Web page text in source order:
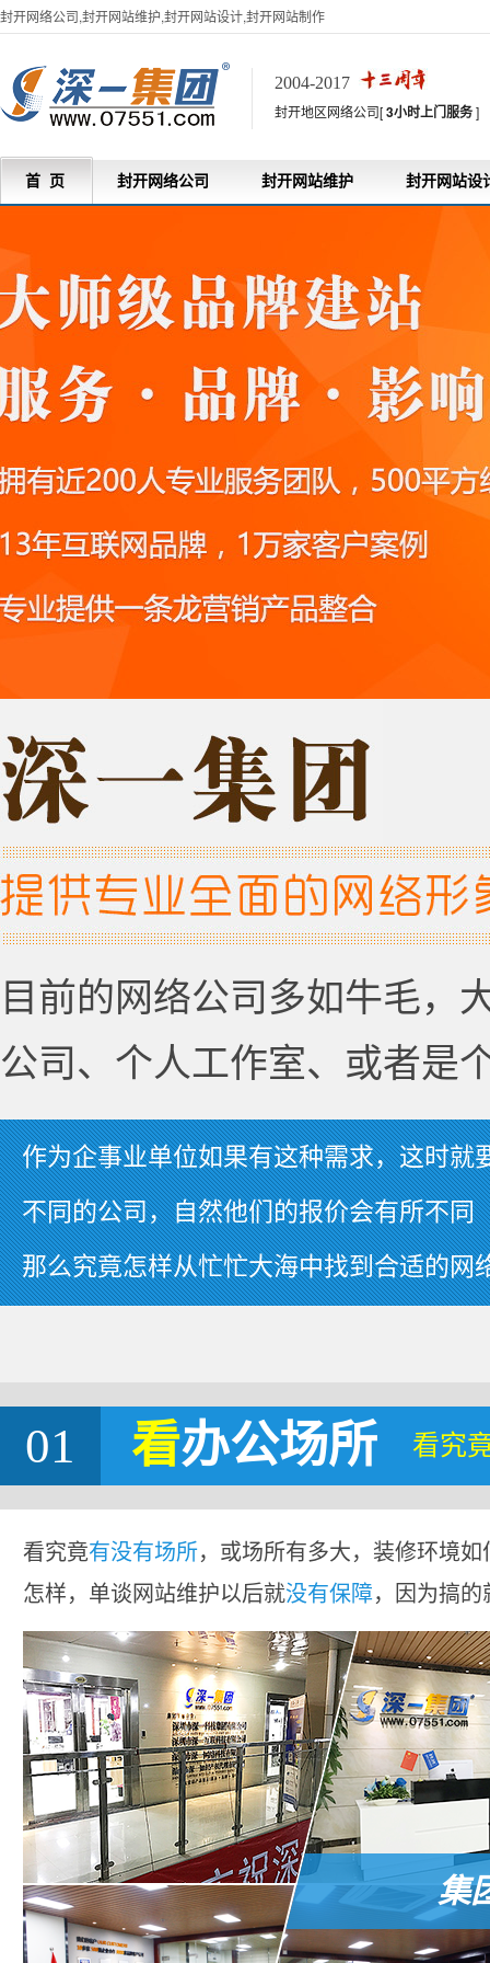
封开网络公司,封开网站维护,封开网站设计,封开网站制作
2004-2017
封开地区网络公司[3小时上门服务]
首 页 封开网络公司 封开网站维护 封开网站设
目前的网络公司多如牛毛，
公司、个人工作室、或者是
作为企事业单位如果有这种需求，这时就
不同的公司，自然他们的报价会有所不同
那么究竟怎样从忙忙大海中找到合适的网
01 看办公场所 看究
看究竟有没有场所，或场所有多大，装修环境
怎样，单谈网站维护以后就没有保障，因为搞
集